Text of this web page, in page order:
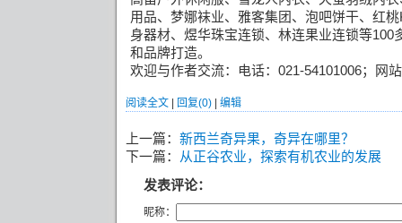
用品、梦娜袜业、雅客集团、泡吧饼干、红桃
身器材、煜华珠宝连锁、林连果业连锁等100
和品牌打造。
欢迎与作者交流：电话： 021-54101006；网
阅读全文 回复(0) 编辑
上一篇： 新西兰奇异果，奇异在哪里？
下一篇：
从正谷农业，探索有机农业的发展
发表评论：
昵称：